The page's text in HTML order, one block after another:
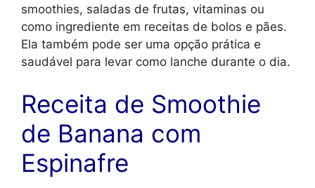
smoothies, saladas de frutas, vitaminas ou
como ingrediente em receitas de bolos e pães.
Ela também pode ser uma opção prática e
saudável para levar como lanche durante o dia.
Receita de Smoothie
de Banana com
Espinafre